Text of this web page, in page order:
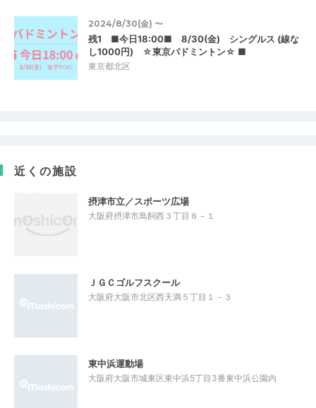
2024/8/30(金) 〜
残1 ■今日18:00■ 8/30(金) シングルス (線な
し1000円) ☆東京バドミントン☆ ■
東京都北区
近くの施設
摂津市立／スポーツ広場
大阪府摂津市鳥飼西３丁目８－１
ＪＧＣゴルフスクール
大阪府大阪市北区西天満５丁目１－３
東中浜運動場
大阪府大阪市城東区東中浜5丁目3番東中浜公園内